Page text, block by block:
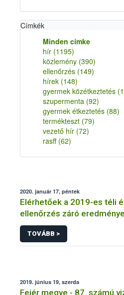
Címkék
Minden címke
hír (1195)
közlemény (390)
ellenőrzés (149)
hírek (148)
gyermek közétkeztetés
szupermenta (92)
gyermek étkeztetés (88)
termékteszt (79)
vezető hír (72)
rasff (62)
2020. január 17, péntek
Elérhetőek a 2019-es téli
ellenőrzés záró
TOVÁBB >
2019. június 19, szerda
Fejér megye - 87. számú